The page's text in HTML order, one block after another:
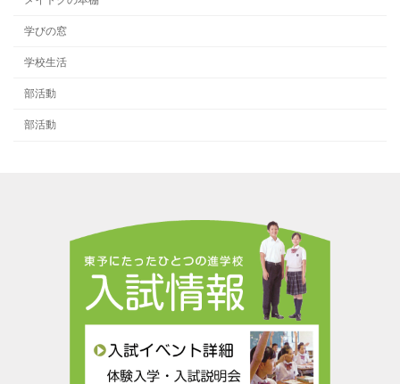
学びの窓
学校生活
部活動
部活動